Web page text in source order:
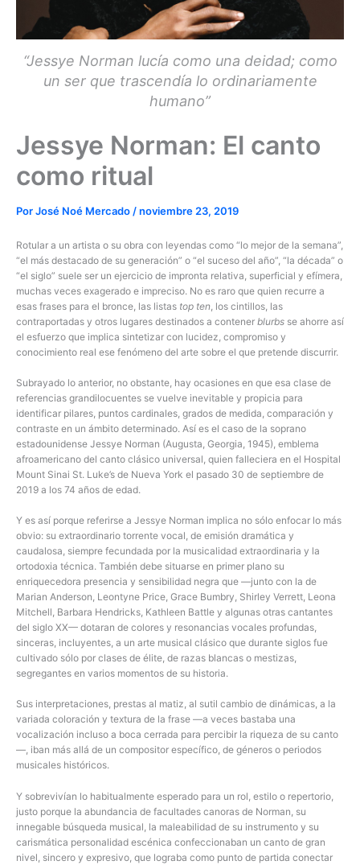
“Jessye Norman lucía como una deidad; como
un ser que trascendía lo ordinariamente
humano”
Jessye Norman: El canto
como ritual
PorJosé Noé Mercado /noviembre 23, 2019
Rotular a un artista o su obra con leyendas como “lo mejor de la semana”,
“el más destacado de su generación” o “el suceso del año”, “la década” o
“el siglo” suele ser un ejercicio de impronta relativa, superficial y efímera,
muchas veces exagerado e impreciso. No es raro que quien recurre a
esas frases para el bronce, las listas top ten , los cintillos, las
contraportadas y otros lugares destinados a contener blurbs se ahorre así
el esfuerzo que implica sintetizar con lucidez, compromiso y
conocimiento real ese fenómeno del arte sobre el que pretende discurrir.
Subrayado lo anterior, no obstante, hay ocasiones en que esa clase de
referencias grandilocuentes se vuelve inevitable y propicia para
identificar pilares, puntos cardinales, grados de medida, comparación y
contraste en un ámbito determinado. Así es el caso de la soprano
estadounidense Jessye Norman (Augusta, Georgia, 1945), emblema
afroamericano del canto clásico universal, quien falleciera en el Hospital
Mount Sinai St. Luke’s de Nueva York el pasado 30 de septiembre de
2019 a los 74 años de edad.
Y es así porque referirse a Jessye Norman implica no sólo enfocar lo más
obvio: su extraordinario torrente vocal, de emisión dramática y
caudalosa, siempre fecundada por la musicalidad extraordinaria y la
ortodoxia técnica. También debe situarse en primer plano su
enriquecedora presencia y sensibilidad negra que —junto con la de
Marian Anderson, Leontyne Price, Grace Bumbry, Shirley Verrett, Leona
Mitchell, Barbara Hendricks, Kathleen Battle y algunas otras cantantes
del siglo XX— dotaran de colores y resonancias vocales profundas,
sinceras, incluyentes, a un arte musical clásico que durante siglos fue
cultivado sólo por clases de élite, de razas blancas o mestizas,
segregantes en varios momentos de su historia.
Sus interpretaciones, prestas al matiz, al sutil cambio de dinámicas, a la
variada coloración y textura de la frase —a veces bastaba una
vocalización incluso a boca cerrada para percibir la riqueza de su canto
—, iban más allá de un compositor específico, de géneros o periodos
musicales históricos.
Y sobrevivían lo habitualmente esperado para un rol, estilo o repertorio,
justo porque la abundancia de facultades canoras de Norman, su
innegable búsqueda musical, la maleabilidad de su instrumento y su
carismática personalidad escénica confeccionaban un canto de gran
nivel, sincero y expresivo, que lograba como punto de partida conectar